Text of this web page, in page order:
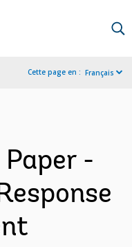
Cette page en : Français
-